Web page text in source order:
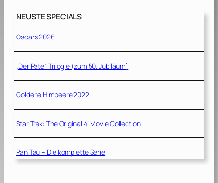
NEUSTE SPECIALS
Oscars 2026
„Der Pate“ Trilogie (zum 50. Jubiläum)
Goldene Himbeere 2022
Star Trek: The Original 4-Movie Collection
Pan Tau – Die komplette Serie